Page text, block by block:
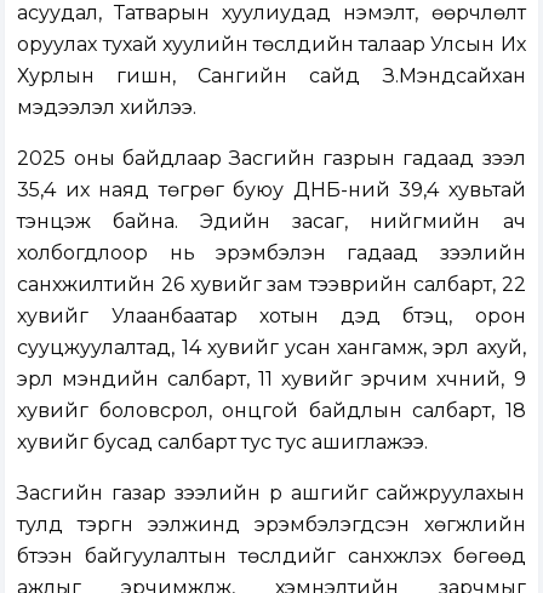
асуудал, Татварын хуулиудад нэмэлт, өөрчлөлт
оруулах тухай хуулийн төслүүдийн талаар Улсын Их
Хурлын гишүүн, Сангийн сайд З.Мэндсайхан
мэдээлэл хийлээ.
2025 оны байдлаар Засгийн газрын гадаад зээл
35,4 их наяд төгрөг буюу ДНБ-ний 39,4 хувьтай
тэнцэж байна. Эдийн засаг, нийгмийн ач
холбогдлоор нь эрэмбэлэн гадаад зээлийн
санхүүжилтийн 26 хувийг зам тээврийн салбарт, 22
хувийг Улаанбаатар хотын дэд бүтэц, орон
сууцжуулалтад, 14 хувийг усан хангамж, эрүүл ахуй,
эрүүл мэндийн салбарт, 11 хувийг эрчим хүчний, 9
хувийг боловсрол, онцгой байдлын салбарт, 18
хувийг бусад салбарт тус тус ашиглажээ.
Засгийн газар зээлийн үр ашгийг сайжруулахын
тулд тэргүүн ээлжинд эрэмбэлэгдсэн хөгжлийн
бүтээн байгуулалтын төслүүдийг санхүүжүүлэх бөгөөд
ажлыг эрчимжүүлж, хэмнэлтийн зарчмыг